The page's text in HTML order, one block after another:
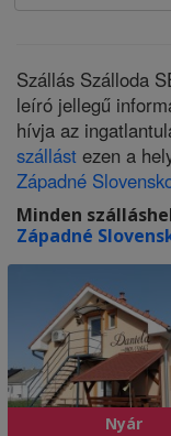
Szállás Szálloda
leíró jellegű
hívja az
szállást ezen a
Západné
Minden
Západné
Nyár